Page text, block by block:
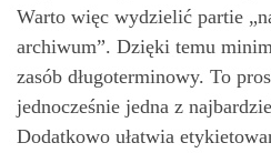
Warto więc wydzielić partie
archiwum”. Dzięki temu
zasób długoterminowy. To
jednocześnie jedna z
Dodatkowo ułatwia